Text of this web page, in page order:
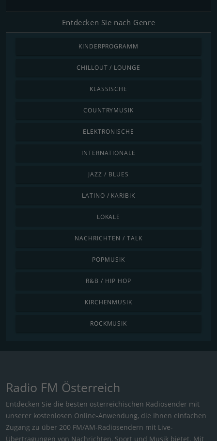
Entdecken Sie nach Genre
KINDERPROGRAMM
CHILLOUT / LOUNGE
KLASSISCHE
COUNTRYMUSIK
ELEKTRONISCHE
INTERNATIONALE
JAZZ / BLUES
LATINO / KARIBIK
LOKALE
NACHRICHTEN / TALK
POPMUSIK
R&B / HIP HOP
KIRCHENMUSIK
ROCKMUSIK
Radio FM Österreich
Entdecken Sie die besten österreichischen Radiosender mit
unserer kostenlosen Online-Anwendung, die Ihnen einfachen
Zugang zu über 200 FM/AM-Radiosendern mit Live-
Übertragungen von Nachrichten, Sport und Musik bietet. Mit